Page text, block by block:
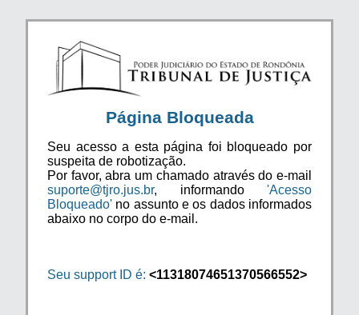
Página Bloqueada
Seu acesso a esta página foi bloqueado por
suspeita de robotização.
Por favor, abra um chamado através do e-mail
suporte@tjro.jus.br, informando 'Acesso
Bloqueado' no assunto e os dados informados
abaixo no corpo do e-mail.
Seu support ID é: <11318074651370566552>